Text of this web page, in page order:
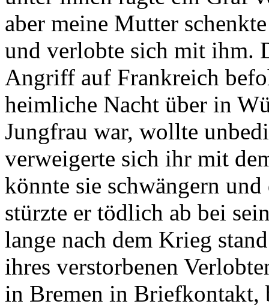
aber meine Mutter
und verlobte sich mit ihm.
Angriff auf Frankreich
heimliche Nacht über in
Jungfrau war, wollte
verweigerte sich ihr mit
könnte sie schwängern
stürzte er tödlich ab bei
lange nach dem Krieg
ihres verstorbenen
in Bremen in Briefkontakt,